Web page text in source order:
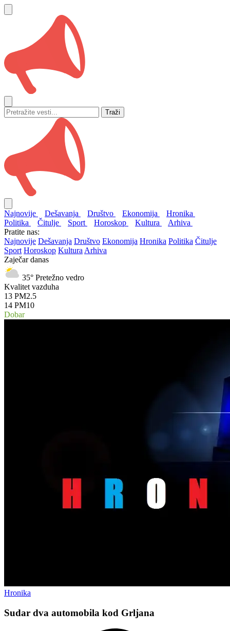
Traži
Najnovije Dešavanja Društvo Ekonomija
Hronika
Politika
Čitulje Sport Horoskop Kultura
Arhiva
Pratite nas:
Najnovije Dešavanja Društvo Ekonomija Hronika Politika Čitulje
Sport Horoskop Kultura Arhiva
Zaječar danas
35° Pretežno vedro
Kvalitet vazduha
13 PM2.5
14 PM10
Dobar
Hronika
Sudar dva automobila kod Grljana